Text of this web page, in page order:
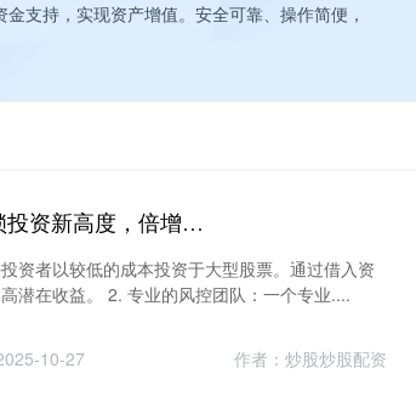
支持，实现资产增值。安全可靠、操作简便，
做期货配资 大型股票配资：解锁投资新高度，倍增财富潜力
资者以较低的成本投资于大型股票。通过借入资
潜在收益。 2. 专业的风控团队：一个专业....
10-27
作者：炒股炒股配资